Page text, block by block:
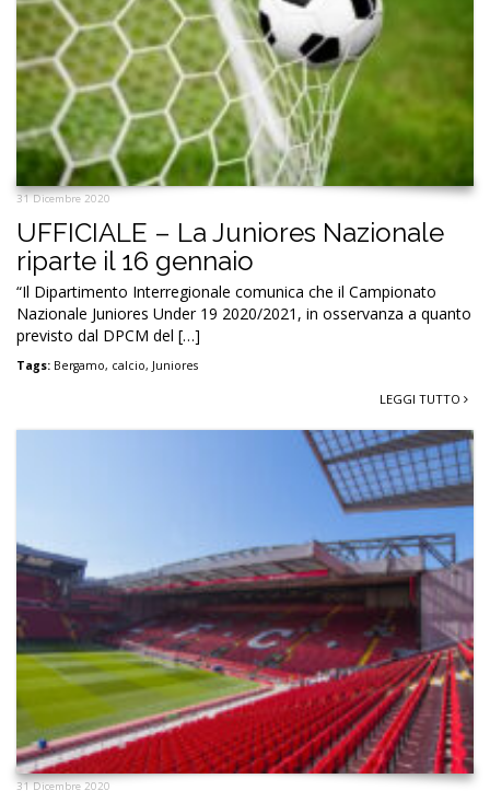
31 Dicembre 2020
UFFICIALE – La Juniores Nazionale
riparte il 16 gennaio
“Il Dipartimento Interregionale comunica che il Campionato
Nazionale Juniores Under 19 2020/2021, in osservanza a quanto
previsto dal DPCM del […]
Tags: Bergamo, calcio, Juniores
LEGGI TUTTO
31 Dicembre 2020